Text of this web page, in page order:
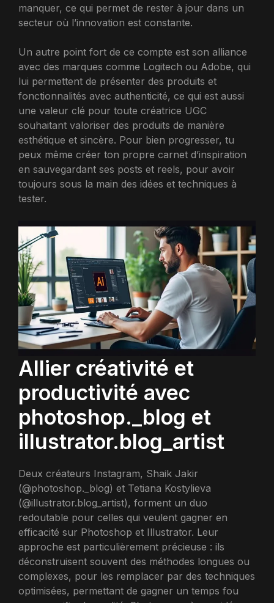
manquer, ce qui permet de rester à jour dans un
secteur où l’innovation est constante.
Un autre point fort de ce compte est son alliance
avec des marques comme Logitech ou Adobe, qui
lui permettent de présenter des produits et
fonctionnalités avec authenticité, ce qui est aussi
une valeur clé pour toute créatrice UGC
souhaitant valoriser des produits de manière
esthétique et sincère. Pour bien progresser, tu
peux même créer ton propre carnet d’inspiration
en sauvegardant ses posts et reels, pour avoir
toujours sous la main des idées et techniques à
tester.
Allier créativité et
productivité avec
photoshop._blog et
illustrator.blog_artist
Deux créateurs Instagram, Shaik Jakir
(@photoshop._blog) et Tetiana Kostylieva
(@illustrator.blog_artist), forment un duo
redoutable pour celles qui veulent gagner en
efficacité sur Photoshop et Illustrator. Leur
approche est particulièrement précieuse : ils
déconstruisent souvent des méthodes longues ou
complexes, pour les remplacer par des techniques
optimisées, permettant de gagner un temps fou